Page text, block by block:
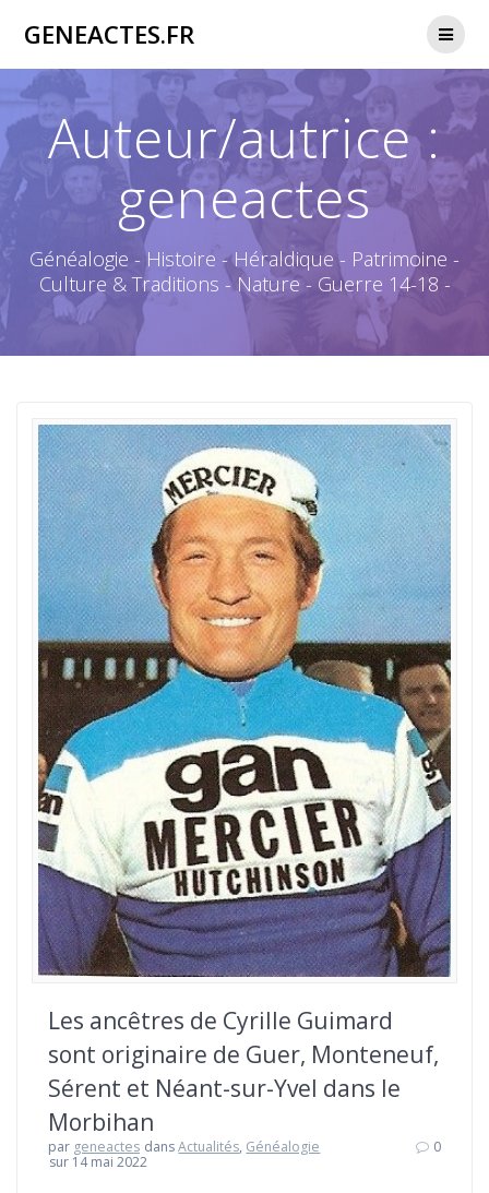
GENEACTES.FR
Auteur/autrice :
geneactes
Généalogie - Histoire - Héraldique - Patrimoine -
Culture & Traditions - Nature - Guerre 14-18 -
Les ancêtres de Cyrille Guimard
sont originaire de Guer, Monteneuf,
Sérent et Néant-sur-Yvel dans le
Morbihan
par geneactes dansActualités, Généalogie
sur 14 mai 2022
0